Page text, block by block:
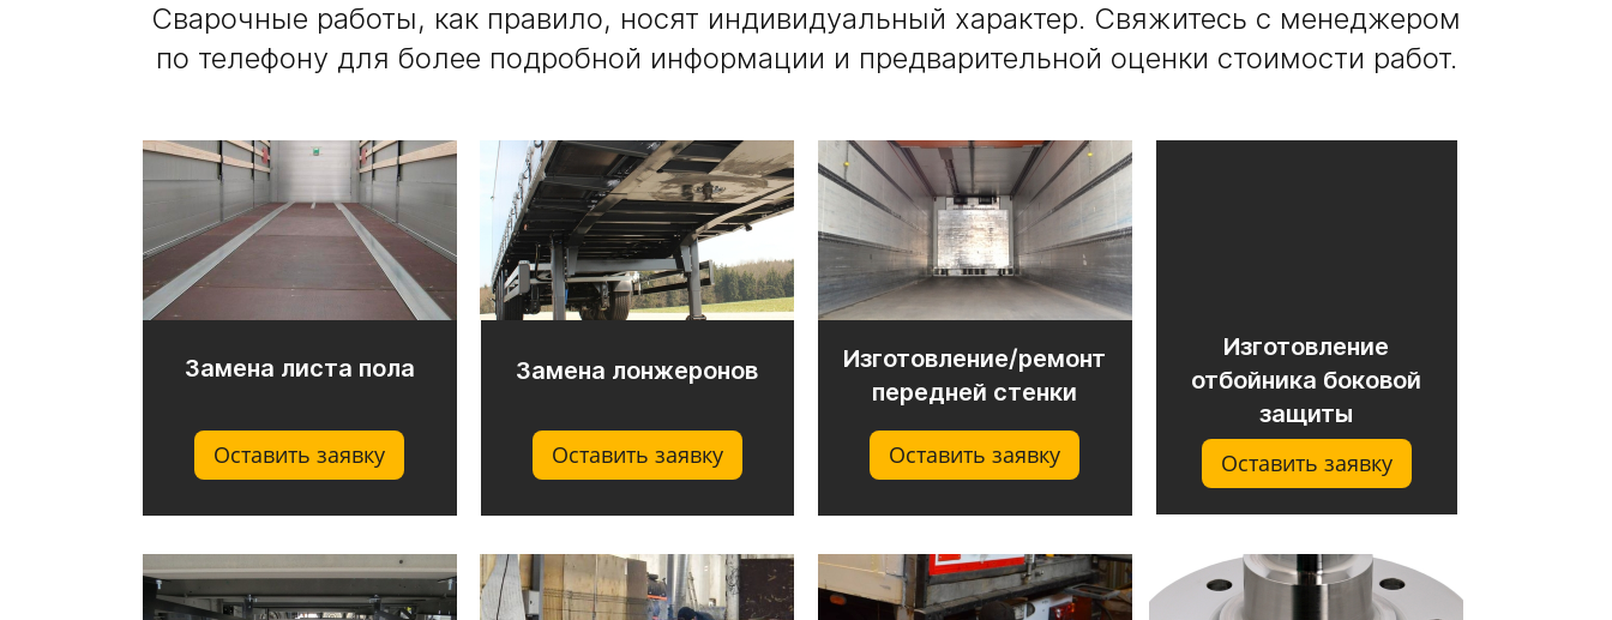
Сварочные работы, как правило, носят индивидуальный характер. Свяжитесь с менеджером
по телефону для более подробной информации и предварительной оценки стоимости работ.
Замена листа пола
Оставить заявку
Замена лонжеронов
Оставить заявку
Изготовление/ремонт
передней стенки
Оставить заявку
Изготовление
отбойника боковой
защиты
Оставить заявку